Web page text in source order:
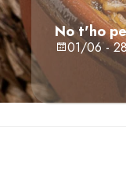
No t'ho
01/06 -